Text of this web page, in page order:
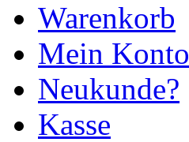
Warenkorb
Mein Konto
Neukunde?
Kasse